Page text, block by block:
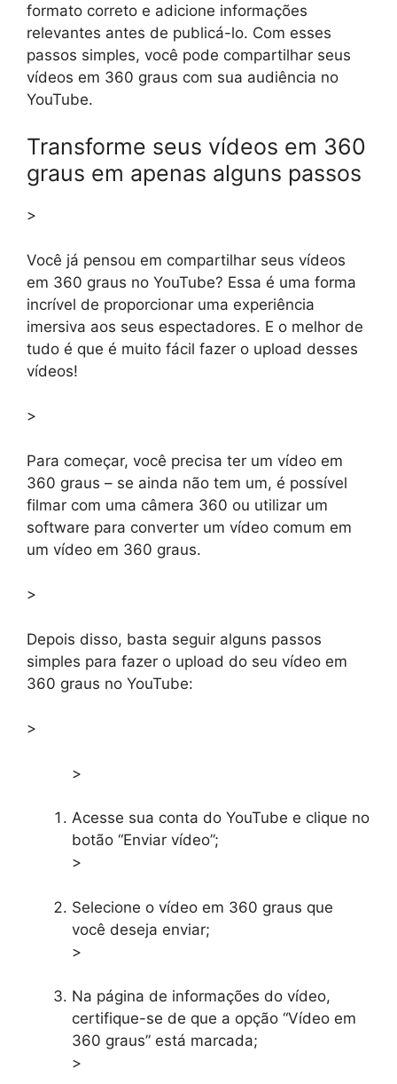
formato correto e adicione informações
relevantes antes de publicá-lo. Com esses
passos simples, você pode compartilhar seus
vídeos em 360 graus com sua audiência no
YouTube.
Transforme seus vídeos em 360
graus em apenas alguns passos
>
Você já pensou em compartilhar seus vídeos
em 360 graus no YouTube? Essa é uma forma
incrível de proporcionar uma experiência
imersiva aos seus espectadores. E o melhor de
tudo é que é muito fácil fazer o upload desses
vídeos!
>
Para começar, você precisa ter um vídeo em
360 graus – se ainda não tem um, é possível
filmar com uma câmera 360 ou utilizar um
software para converter um vídeo comum em
um vídeo em 360 graus.
>
Depois disso, basta seguir alguns passos
simples para fazer o upload do seu vídeo em
360 graus no YouTube:
>
>
Acesse sua conta do YouTube e clique no
botão “Enviar vídeo”;
>
Selecione o vídeo em 360 graus que
você deseja enviar;
>
Na página de informações do vídeo,
certifique-se de que a opção “Vídeo em
360 graus” está marcada;
>